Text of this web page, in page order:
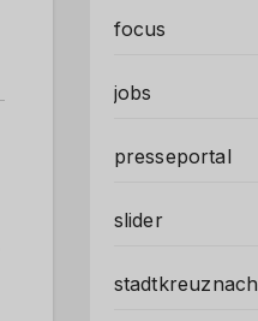
focus
jobs
presseportal
slider
stadtkreuznach